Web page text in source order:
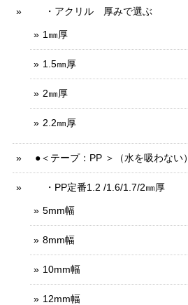
・アクリル 厚みで選ぶ
1㎜厚
1.5㎜厚
2㎜厚
2.2㎜厚
●＜テープ：PP ＞（水を吸わない）
・PP定番1.2 /1.6/1.7/2㎜厚
5mm幅
8mm幅
10mm幅
12mm幅